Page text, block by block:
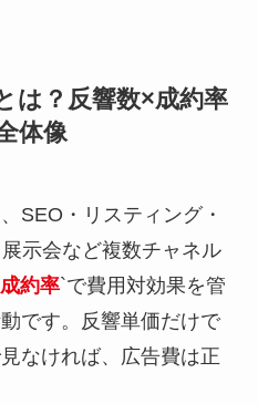
は？反響数×成約率
体像
SEO・リスティング・
示会など複数チャネル
約率`で費用対効果を管
です。反響単価だけで
なければ、広告費は正